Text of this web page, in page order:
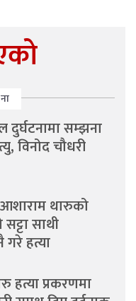
दुर्घटनामा सम्झना
विनोद चौधरी
आशाराम थारुको
सट्टा साथी
हत्या
हत्या प्रकरणमा